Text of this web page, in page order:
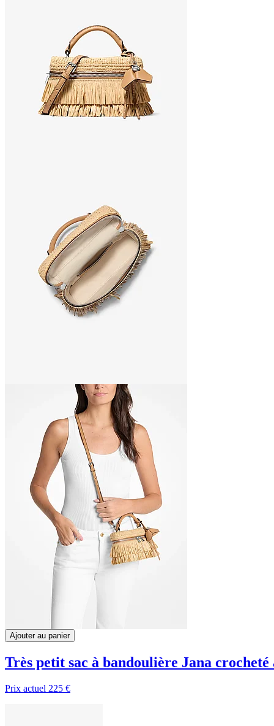
Ajouter au panier
Très petit sac à bandoulière Jana
Prix actuel 225 €